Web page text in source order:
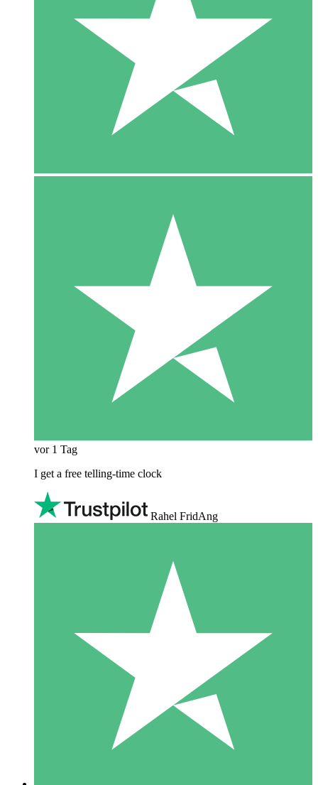
vor 1 Tag
I get a free telling-time clock
Rahel FridAng